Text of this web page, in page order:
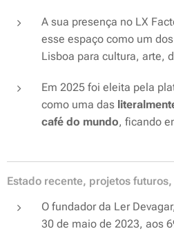
A sua presença no LX
esse espaço como um
Lisboa para cultura, arte,
Em 2025 foi eleita pela
como uma das
café do mundo, ficando
Estado recente, projetos
O fundador da Ler
30 de maio de 2023, aos